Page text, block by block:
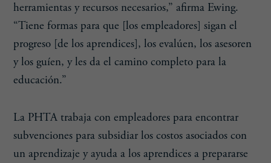
herramientas y recursos necesarios,” afirma Ewing.
“Tiene formas para que [los empleadores] sigan el
progreso [de los aprendices], los evalúen, los asesoren
y los guíen, y les da el camino completo para la
educación.”
La PHTA trabaja con empleadores para encontrar
subvenciones para subsidiar los costos asociados con
un aprendizaje y ayuda a los aprendices a prepararse